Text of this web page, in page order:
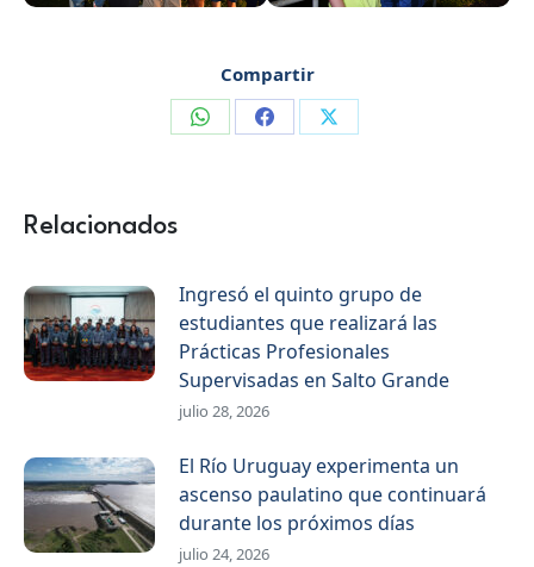
Compartir
CompartirCompartirCompartir
Relacionados
Ingresó el quinto grupo de
estudiantes que realizará las
Prácticas Profesionales
Supervisadas en Salto Grande
julio 28, 2026
El Río Uruguay experimenta un
ascenso paulatino que continuará
durante los próximos días
julio 24, 2026